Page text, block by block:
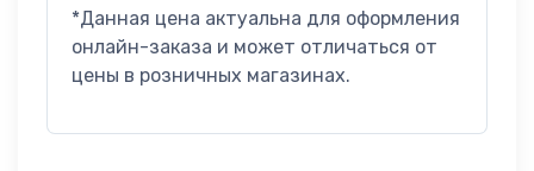
*Данная цена актуальна для оформления
онлайн-заказа и может отличаться от
цены в розничных магазинах.